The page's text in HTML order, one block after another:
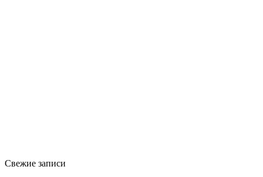
Свежие записи